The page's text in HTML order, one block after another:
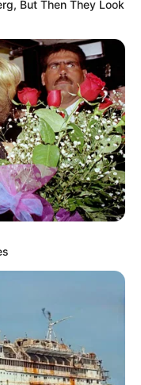
But Then They Look